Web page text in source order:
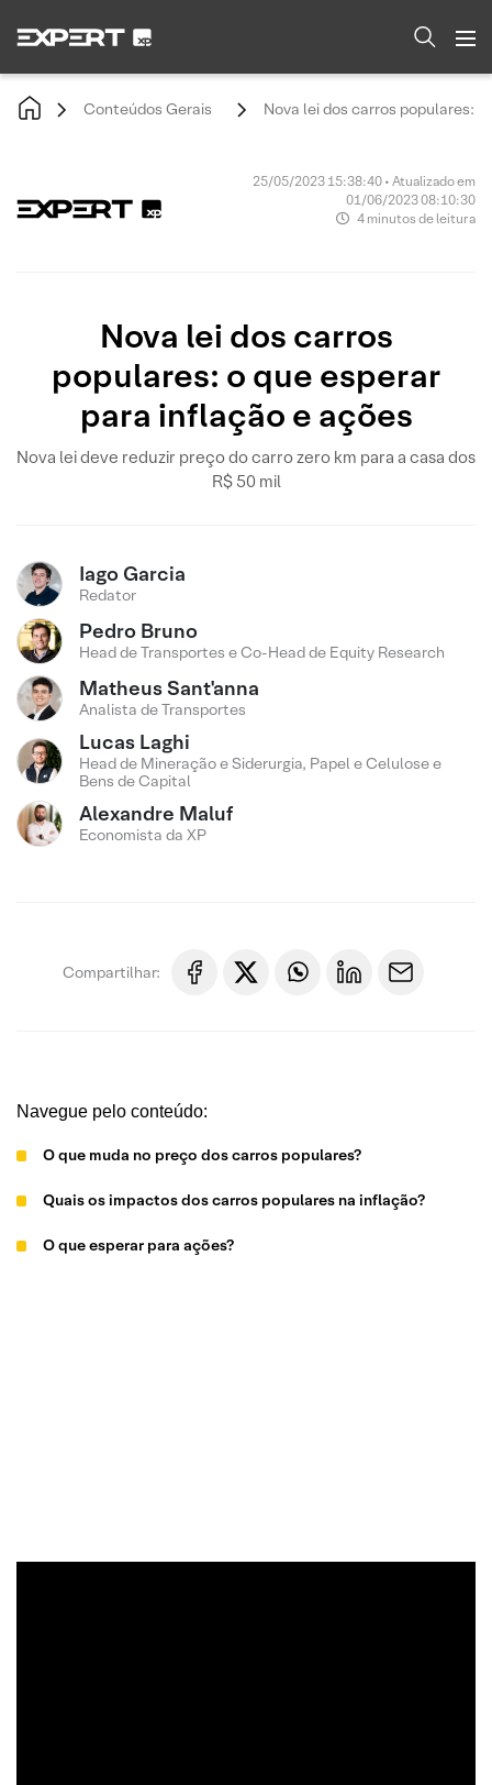
Conteúdos Gerais Nova lei dos carros populares:
25/05/2023 15:38:40 • Atualizado em
01/06/2023 08:10:30
4 minutos de leitura
Nova lei dos carros
populares: o que esperar
para inflação e ações
Nova lei deve reduzir preço do carro zero km para a casa dos
R$ 50 mil
Iago Garcia
Redator
Pedro Bruno
Head de Transportes e Co-Head de Equity Research
Matheus Sant'anna
Analista de Transportes
Lucas Laghi
Head de Mineração e Siderurgia, Papel e Celulose e
Bens de Capital
Alexandre Maluf
Economista da XP
Compartilhar:
Navegue pelo conteúdo:
O que muda no preço dos carros populares?
Quais os impactos dos carros populares na inflação?
O que esperar para ações?